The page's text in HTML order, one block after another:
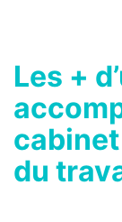
Les +
du